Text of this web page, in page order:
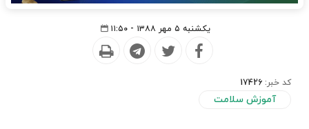
یکشنبه ۵ مهر ۱۳۸۸ - ۱۱:۵۰
کد خبر: 17426
آموزش سلامت